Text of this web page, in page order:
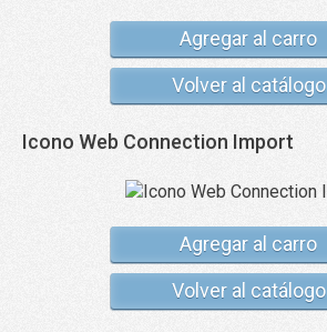
Agregar al carro
Volver al catálogo
Icono Web Connection Import
Agregar al carro
Volver al catálogo